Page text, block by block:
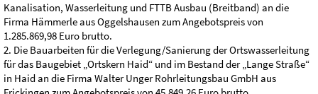
Kanalisation, Wasserleitung und FTTB Ausbau (Breitband) an die
Firma Hämmerle aus Oggelshausen zum Angebotspreis von
1.285.869,98 Euro brutto.
2. Die Bauarbeiten für die Verlegung/Sanierung der Ortswasserleitung
für das Baugebiet „Ortskern Haid“ und im Bestand der „Lange Straße“
in Haid an die Firma Walter Unger Rohrleitungsbau GmbH aus